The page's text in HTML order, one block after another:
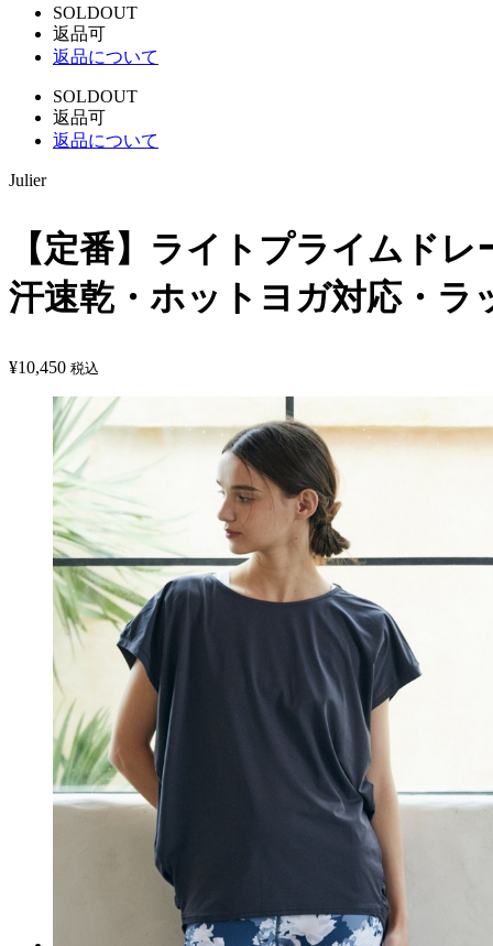
SOLDOUT
返品可
返品について
SOLDOUT
返品可
返品について
Julier
【定番】ライトプライムド
汗速乾・ホットヨガ対応・ラ
¥10,450 税込